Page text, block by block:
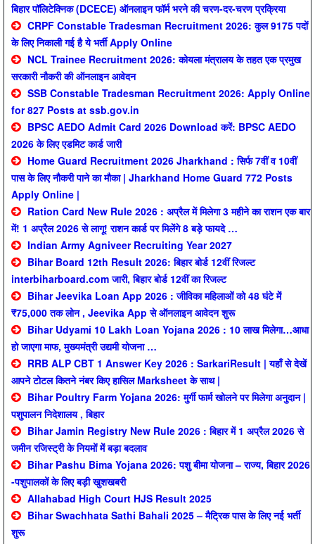
बिहार पॉलिटेक्निक (DCECE) ऑनलाइन फॉर्म भरने की चरण-दर-चरण प्रक्रिया
CRPF Constable Tradesman Recruitment 2026: कुल 9175 पदों
के लिए निकाली गई है ये भर्ती Apply Online
NCL Trainee Recruitment 2026: कोयला मंत्रालय के तहत एक प्रमुख
सरकारी नौकरी की ऑनलाइन आवेदन
SSB Constable Tradesman Recruitment 2026: Apply Online
for 827 Posts at ssb.gov.in
BPSC AEDO Admit Card 2026 Download करें: BPSC AEDO
2026 के लिए एडमिट कार्ड जारी
Home Guard Recruitment 2026 Jharkhand : सिर्फ 7वीं व 10वीं
पास के लिए नौकरी पाने का मौका | Jharkhand Home Guard 772 Posts
Apply Online |
Ration Card New Rule 2026 : अप्रैल में मिलेगा 3 महीने का राशन एक बार
में! 1 अप्रैल 2026 से लागू! राशन कार्ड पर मिलेंगे 8 बड़े फायदे …
Indian Army Agniveer Recruiting Year 2027
Bihar Board 12th Result 2026: बिहार बोर्ड 12वीं रिजल्ट
interbiharboard.com जारी, बिहार बोर्ड 12वीं का रिजल्ट
Bihar Jeevika Loan App 2026 : जीविका महिलाओं को 48 घंटे में
₹75,000 तक लोन , Jeevika App से ऑनलाइन आवेदन शुरू
Bihar Udyami 10 Lakh Loan Yojana 2026 : 10 लाख मिलेगा…आधा
हो जाएगा माफ, मुख्यमंत्री उद्यमी योजना …
RRB ALP CBT 1 Answer Key 2026 : SarkariResult | यहाँ से देखें
आपने टोटल कितने नंबर किए हासिल Marksheet के साथ |
Bihar Poultry Farm Yojana 2026: मुर्गी फार्म खोलने पर मिलेगा अनुदान |
पशुपालन निदेशालय , बिहार
Bihar Jamin Registry New Rule 2026 : बिहार में 1 अप्रैल 2026 से
जमीन रजिस्ट्री के नियमों में बड़ा बदलाव
Bihar Pashu Bima Yojana 2026: पशु बीमा योजना – राज्य, बिहार 2026
-पशुपालकों के लिए बड़ी खुशखबरी
Allahabad High Court HJS Result 2025
Bihar Swachhata Sathi Bahali 2025 – मैट्रिक पास के लिए नई भर्ती
शुरू